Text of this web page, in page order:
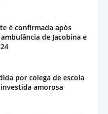
é confirmada após
de Jacobina e
por colega de escola
amorosa